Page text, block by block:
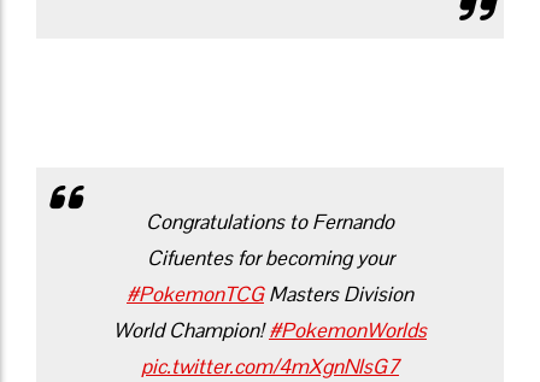
Congratulations to Fernando
Cifuentes for becoming your
#PokemonTCGMasters Division
World Champion!#PokemonWorlds
pic.twitter.com/4mXgnNlsG7